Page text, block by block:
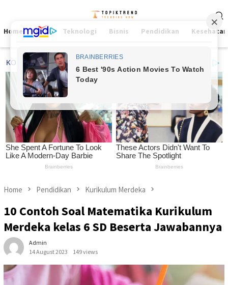
contentMenu
Home Viral Teknologi Bisnis Pendidikan Kesehatan
Home Pendidikan Kurikulum Merdeka
10 Contoh Soal Matematika Kurikulum
Merdeka kelas 6 SD Beserta Jawabannya
Admin
14 August 2023
149 views